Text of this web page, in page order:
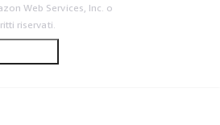
Web Services, Inc. o
riservati.